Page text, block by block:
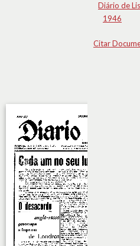
Diário de
1946
Citar